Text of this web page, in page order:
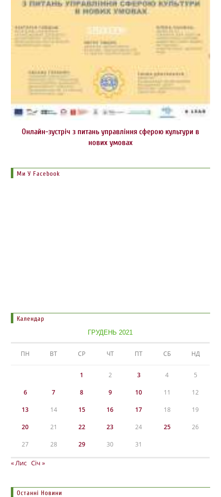
Онлайн-зустріч з питань управління сферою культури в
нових умовах
Ми У Facebook
Календар
ГРУДЕНЬ 2021
ПН ВТ СР ЧТ ПТ СБ НД
1 2 3 4 5
6 7 8 9 10 11 12
13 14 15 16 17 18 19
20 21 22 23 24 25 26
27 28 29 30 31
« Лис Січ »
Останні Новини